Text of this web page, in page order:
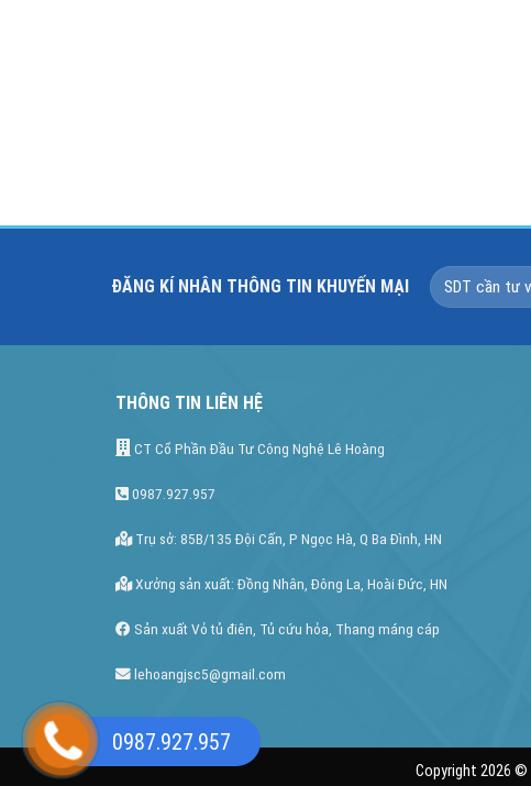
ĐĂNG KÍ NHÂN THÔNG TIN KHUYẾN MẠI
THÔNG TIN LIÊN HỆ
CT Cổ Phần Đầu Tư Công Nghệ Lê Hoàng
0987.927.957
Trụ sở: 85B/135 Đội Cấn, P Ngọc Hà, Q Ba Đình, HN
Xưởng sản xuất: Đồng Nhân, Đông La, Hoài Đức, HN
Sản xuất Vỏ tủ điên, Tủ cứu hỏa, Thang máng cáp
lehoangjsc5@gmail.com
Copyright 2026 ©
0987.927.957